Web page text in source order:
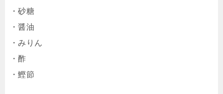
・砂糖
・醤油
・みりん
・酢
・鰹節